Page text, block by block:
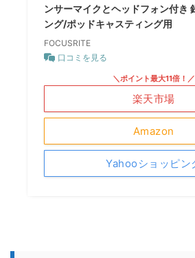
ンサーマイクとヘッドフォン付き
ング/ポッドキャスティング用
FOCUSRITE
口コミを見る
Amazon
＼ポイント最大11倍！／
楽天市場
Yahooショッピン